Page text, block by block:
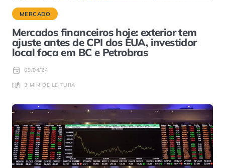
MERCADO
Mercados financeiros hoje: exterior tem
ajuste antes de CPI dos EUA, investidor
local foca em BC e Petrobras
09/04/24
3 MIN DE LEITURA